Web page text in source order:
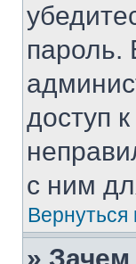
пароль.
доступ
с ним
Вернуться